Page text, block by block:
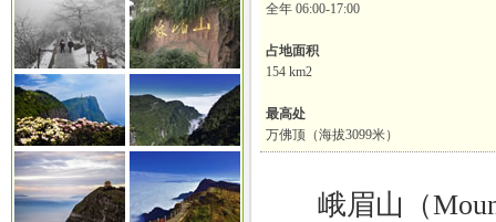
全年 06:00-17:00
占地面积
154 km2
最高处
万佛顶（海拔3099米）
峨眉山（